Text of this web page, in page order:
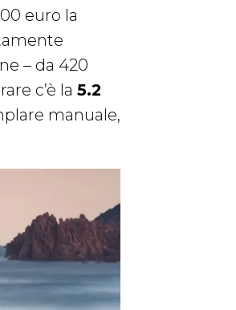
euro la
– da 420
c’è la 5.2
manuale,